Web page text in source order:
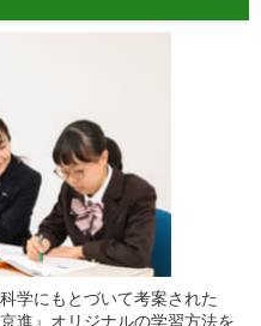
学にもとづいて考案された
進』オリジナルの学習方法を